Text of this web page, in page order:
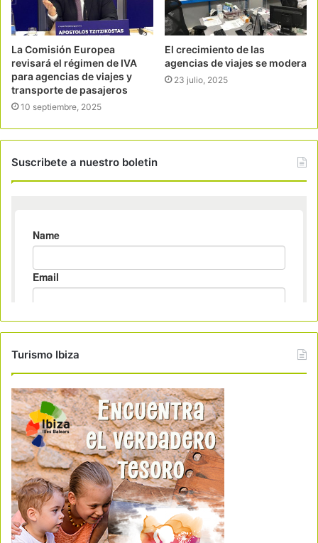
La Comisión Europea
revisará el régimen de IVA
para agencias de viajes y
transporte de pasajeros
10 septiembre, 2025
El crecimiento de las
agencias de viajes se modera
23 julio, 2025
Suscribete a nuestro boletin
Turismo Ibiza